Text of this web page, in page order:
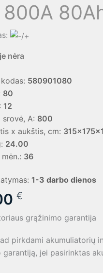
800A
nėra
580901080
80
12
srovė, A: 800
x aukštis, cm:
24.00
36
1-3 darbo dienos
€
grąžinimo garantija
pirkdami akumuliatorių
garantiją, jei pasirinktas